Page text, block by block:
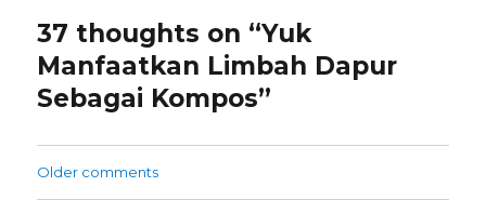
37 thoughts on “Yuk
Manfaatkan Limbah Dapur
Sebagai Kompos”
Comments
Older comments